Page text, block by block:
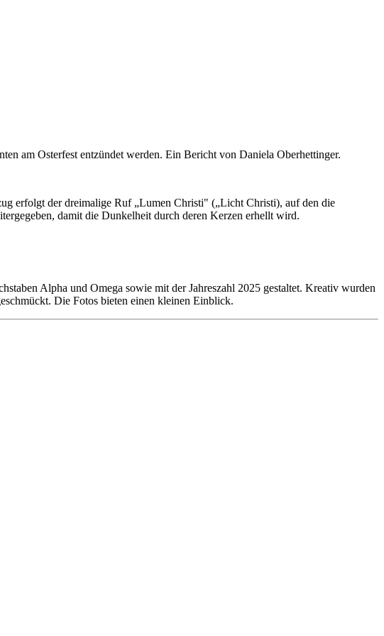
am Osterfest entzündet werden. Ein Bericht von Daniela Oberhettinger.
erfolgt der dreimalige Ruf „Lumen Christi" („Licht Christi), auf den die
damit die Dunkelheit durch deren Kerzen erhellt wird.
Alpha und Omega sowie mit der Jahreszahl 2025 gestaltet. Kreativ wurden
Die Fotos bieten einen kleinen Einblick.